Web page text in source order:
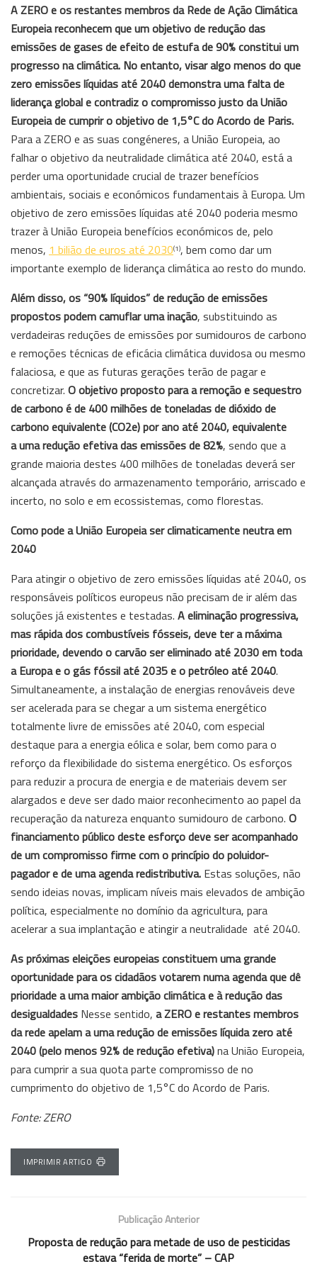
A ZERO e os restantes membros da Rede de Ação Climática
Europeia reconhecem que um objetivo de redução das
emissões de gases de efeito de estufa de 90% constitui um
progresso na climática. No entanto, visar algo menos do que
zero emissões líquidas até 2040 demonstra uma falta de
liderança global e contradiz o compromisso justo da União
Europeia de cumprir o objetivo de 1,5°C do Acordo de Paris.
Para a ZERO e as suas congéneres, a União Europeia, ao
falhar o objetivo da neutralidade climática até 2040, está a
perder uma oportunidade crucial de trazer benefícios
ambientais, sociais e económicos fundamentais à Europa. Um
objetivo de zero emissões líquidas até 2040 poderia mesmo
trazer à União Europeia benefícios económicos de, pelo
menos, 1 bilião de euros até 2030(1), bem como dar um
importante exemplo de liderança climática ao resto do mundo.
Além disso, os “90% líquidos” de redução de emissões
propostos podem camuflar uma inação, substituindo as
verdadeiras reduções de emissões por sumidouros de carbono
e remoções técnicas de eficácia climática duvidosa ou mesmo
falaciosa, e que as futuras gerações terão de pagar e
concretizar. O objetivo proposto para a remoção e sequestro
de carbono é de 400 milhões de toneladas de dióxido de
carbono equivalente (CO2e) por ano até 2040, equivalente
a uma redução efetiva das emissões de 82%, sendo que a
grande maioria destes 400 milhões de toneladas deverá ser
alcançada através do armazenamento temporário, arriscado e
incerto, no solo e em ecossistemas, como florestas.
Como pode a União Europeia ser climaticamente neutra em
2040
Para atingir o objetivo de zero emissões líquidas até 2040, os
responsáveis políticos europeus não precisam de ir além das
soluções já existentes e testadas. A eliminação progressiva,
mas rápida dos combustíveis fósseis, deve ter a máxima
prioridade, devendo o carvão ser eliminado até 2030 em toda
a Europa e o gás fóssil até 2035 e o petróleo até 2040.
Simultaneamente, a instalação de energias renováveis deve
ser acelerada para se chegar a um sistema energético
totalmente livre de emissões até 2040, com especial
destaque para a energia eólica e solar, bem como para o
reforço da flexibilidade do sistema energético. Os esforços
para reduzir a procura de energia e de materiais devem ser
alargados e deve ser dado maior reconhecimento ao papel da
recuperação da natureza enquanto sumidouro de carbono. O
financiamento público deste esforço deve ser acompanhado
de um compromisso firme com o princípio do poluidor-
pagador e de uma agenda redistributiva. Estas soluções, não
sendo ideias novas, implicam níveis mais elevados de ambição
política, especialmente no domínio da agricultura, para
acelerar a sua implantação e atingir a neutralidade até 2040.
As próximas eleições europeias constituem uma grande
oportunidade para os cidadãos votarem numa agenda que dê
prioridade a uma maior ambição climática e à redução das
desigualdades Nesse sentido, a ZERO e restantes membros
da rede apelam a uma redução de emissões líquida zero até
2040 (pelo menos 92% de redução efetiva)na União Europeia,
para cumprir a sua quota parte compromisso de no
cumprimento do objetivo de 1,5°C do Acordo de Paris.
Fonte: ZERO
IMPRIMIR ARTIGO
Publicação Anterior
Proposta de redução para metade de uso de pesticidas
estava “ferida de morte” – CAP